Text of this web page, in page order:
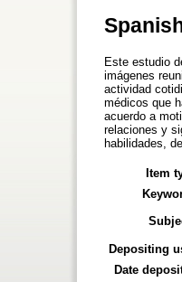
Este estudio
imágenes
actividad
médicos que
acuerdo a
relaciones y
habilidades,
Item
Depositing
Date